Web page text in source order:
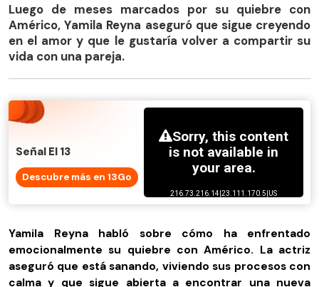
Luego de meses marcados por su quiebre con
Américo, Yamila Reyna aseguró que sigue creyendo
en el amor y que le gustaría volver a compartir su
vida con una pareja.
Señal El 13
Descubre más en 13Go
Yamila Reyna habló sobre cómo ha enfrentado
emocionalmente su quiebre con Américo. La actriz
aseguró que está sanando, viviendo sus procesos con
calma y que sigue abierta a encontrar una nueva